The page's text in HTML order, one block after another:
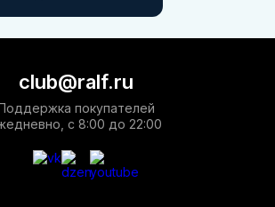
club@ralf.ru
покупателей
с 8:00 до 22:00